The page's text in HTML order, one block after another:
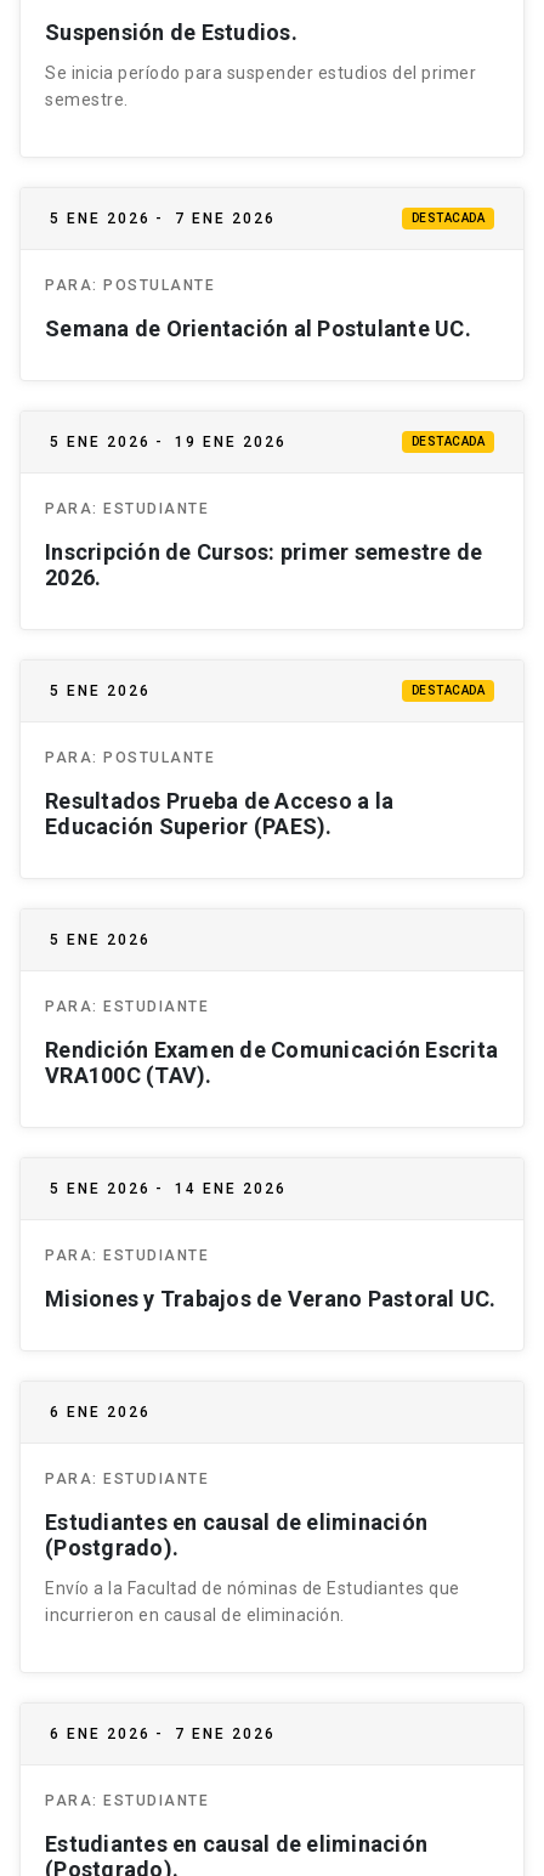
Suspensión de Estudios.
Se inicia período para suspender estudios del primer
semestre.
5 ENE 2026 - 7 ENE 2026 DESTACADA
PARA: POSTULANTE
Semana de Orientación al Postulante UC.
5 ENE 2026 - 19 ENE 2026 DESTACADA
PARA: ESTUDIANTE
Inscripción de Cursos: primer semestre de
2026.
5 ENE 2026 DESTACADA
PARA: POSTULANTE
Resultados Prueba de Acceso a la
Educación Superior (PAES).
5 ENE 2026
PARA: ESTUDIANTE
Rendición Examen de Comunicación Escrita
VRA100C (TAV).
5 ENE 2026 - 14 ENE 2026
PARA: ESTUDIANTE
Misiones y Trabajos de Verano Pastoral UC.
6 ENE 2026
PARA: ESTUDIANTE
Estudiantes en causal de eliminación
(Postgrado).
Envío a la Facultad de nóminas de Estudiantes que
incurrieron en causal de eliminación.
6 ENE 2026 - 7 ENE 2026
PARA: ESTUDIANTE
Estudiantes en causal de eliminación
(Postgrado).